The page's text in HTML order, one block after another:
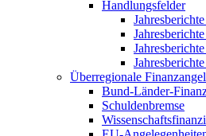
Handlungsfelder
Überregionale
Bund-Länder-
Schuldenbremse